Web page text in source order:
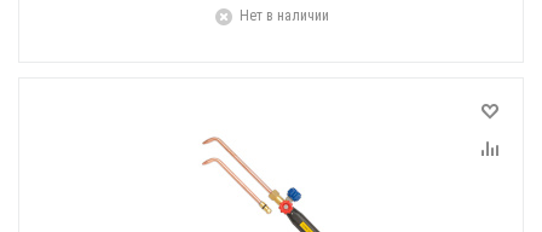
Нет в наличии